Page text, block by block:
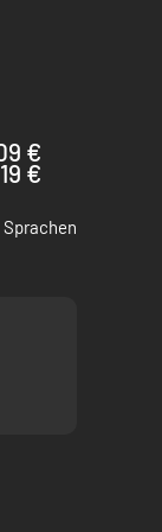
die
€
€
Sprachen